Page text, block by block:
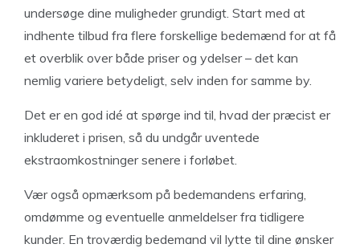
undersøge dine muligheder grundigt. Start med at
indhente tilbud fra flere forskellige bedemænd for at få
et overblik over både priser og ydelser – det kan
nemlig variere betydeligt, selv inden for samme by.
Det er en god idé at spørge ind til, hvad der præcist er
inkluderet i prisen, så du undgår uventede
ekstraomkostninger senere i forløbet.
Vær også opmærksom på bedemandens erfaring,
omdømme og eventuelle anmeldelser fra tidligere
kunder. En troværdig bedemand vil lytte til dine ønsker